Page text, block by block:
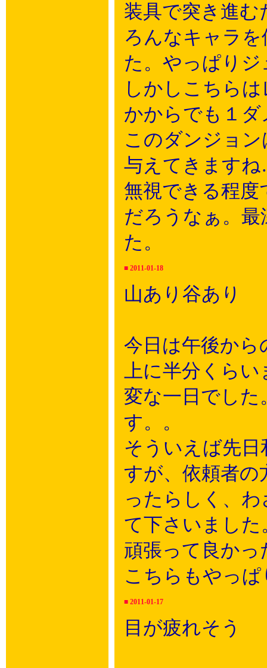
装具で突き進
ろんなキャラ
た。やっぱり
しかしこちら
かからでも１
このダンジョ
与えてきます
無視できる程
だろうなぁ。
た。
■ 2011-01-18
山あり谷あり
今日は午後から
上に半分くら
変な一日でし
す。。
そういえば先
すが、依頼者の
ったらしく、
て下さいまし
頑張って良か
こちらもやっ
■ 2011-01-17
目が疲れそう